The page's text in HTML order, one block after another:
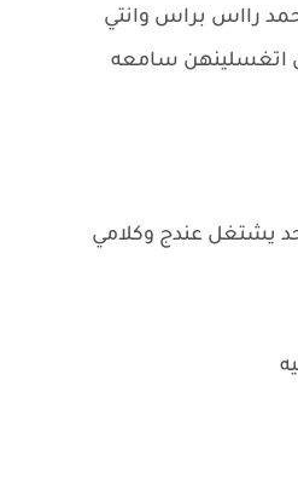
رااس براس وانتي
اتغسلينهن سامعه
يشتغل عندج وكلامي